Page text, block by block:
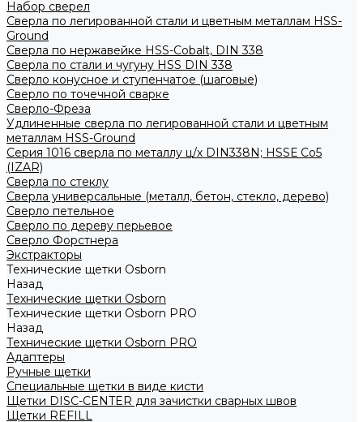
Набор сверел
Сверла по легированной стали и цветным металлам HSS-
Ground
Сверла по нержавейке HSS-Cobalt, DIN 338
Сверла по стали и чугуну HSS DIN 338
Сверло конусное и ступенчатое (шаговые)
Сверло по точечной сварке
Сверло-Фреза
Удлиненные сверла по легированной стали и цветным
металлам HSS-Ground
Серия 1016 сверла по металлу ц/х DIN338N; HSSЕ Со5
(IZAR)
Сверла по стеклу
Сверла универсальные (металл, бетон, стекло, дерево)
Сверло петельное
Сверло по дереву перьевое
Сверло Форстнера
Экстракторы
Технические щетки Osborn
Назад
Технические щетки Osborn
Технические щетки Osborn PRO
Назад
Технические щетки Osborn PRO
Адаптеры
Ручные щетки
Специальные щетки в виде кисти
Щетки DISC-CENTER для зачистки сварных швов
Щетки REFILL